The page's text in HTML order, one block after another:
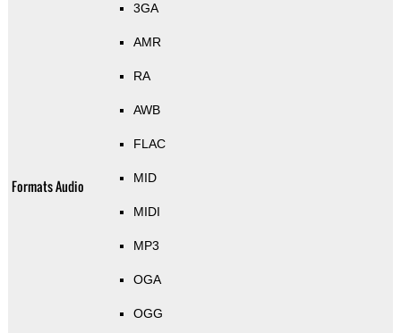
Formats Audio
3GA
AMR
RA
AWB
FLAC
MID
MIDI
MP3
OGA
OGG